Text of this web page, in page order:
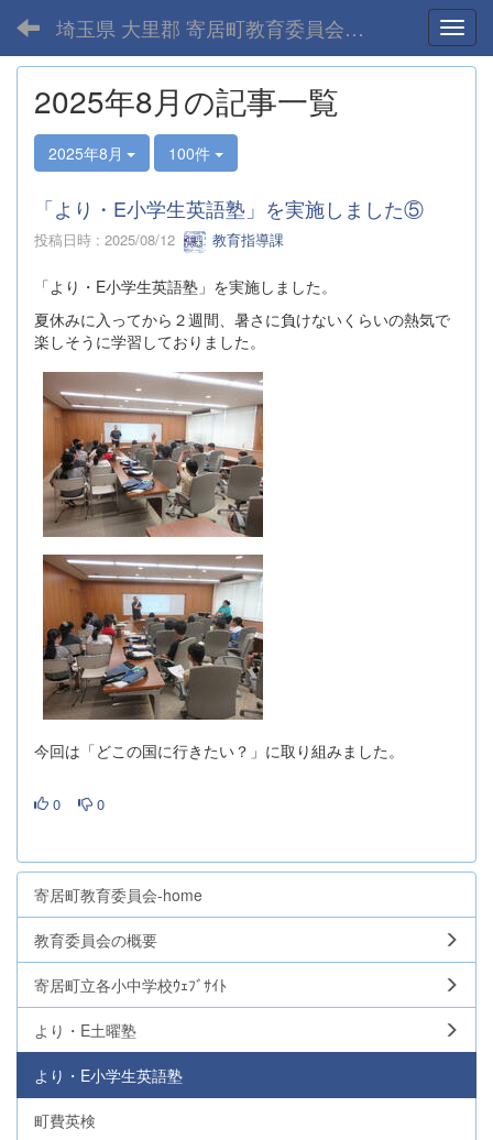
埼玉県 大里郡 寄居町教育委員会-home
2025年8月の記事一覧
2025年8月 100件
「より・E小学生英語塾」を実施しました⑤
投稿日時 : 2025/08/12 教育指導課
「より・E小学生英語塾」を実施しました。
夏休みに入ってから２週間、暑さに負けないくらいの熱気で
楽しそうに学習しておりました。
今回は「どこの国に行きたい？」に取り組みました。
0 0
寄居町教育委員会-home
教育委員会の概要
寄居町立各小中学校ｳｪﾌﾞｻｲﾄ
より・E土曜塾
より・E小学生英語塾
町費英検